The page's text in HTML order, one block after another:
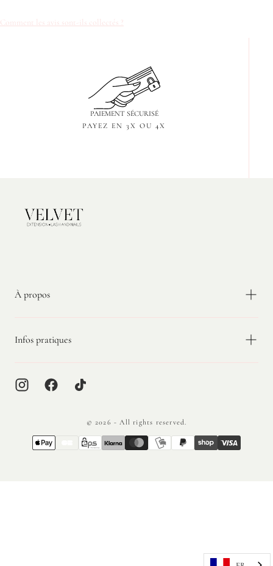
Comment les avis sont-ils collectés ?
PAIEMENT SÉCURISÉ
PAYEZ EN 3X OU 4X
À propos
Infos pratiques
© 2026 - All rights reserved.
{"title"=>"Méthodes